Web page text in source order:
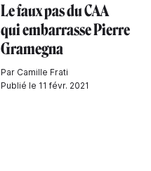
Le faux pas du CAA
qui embarrasse Pierre
Gramegna
Par Camille Frati
Publié le 11 févr. 2021